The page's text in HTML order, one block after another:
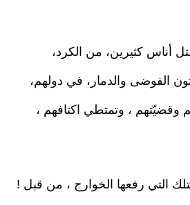
أناس كثيرين، من الكرد،
الفوضى والدمار، في دولهم،
وقضيّتهم ، وتمتطي اكتافهم ،
التي رفعها الخوارج ، من قبل !